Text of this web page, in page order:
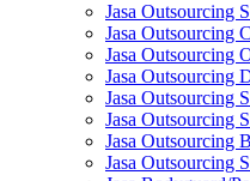
Jasa Outsourcing
Jasa Outsourcing
Jasa Outsourcing
Jasa Outsourcing
Jasa Outsourcing
Jasa Outsourcing
Jasa Outsourcing
Jasa Outsourcing